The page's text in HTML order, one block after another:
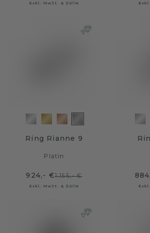
Exkl. MwSt. & Zölle
Ring Rianne 9
Platin
924,- €1.155,- €
Exkl. MwSt. & Zölle